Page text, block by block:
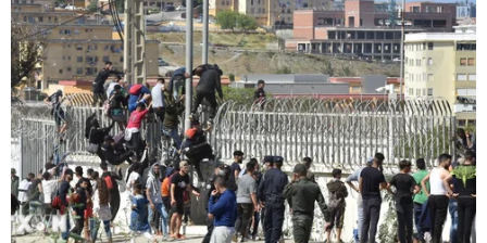
dôi dư sau sắp xếp tại thành phố Hải
Phòng
08/08/2026 12:53
Động lực mới cho hợp tác thương
mại Việt Nam-Australia
08/08/2026 12:20